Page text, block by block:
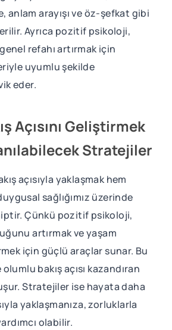
anlam arayışı ve öz-şefkat gibi
Ayrıca pozitif psikoloji,
refahı artırmak için
uyumlu şekilde
eder.
Açısını Geliştirmek
Stratejiler
açısıyla yaklaşmak hem
sağlığımız üzerinde
Çünkü pozitif psikoloji,
artırmak ve yaşam
için güçlü araçlar sunar. Bu
bakış açısı kazandıran
Stratejiler ise hayata daha
yaklaşmanıza, zorluklarla
olabilir.